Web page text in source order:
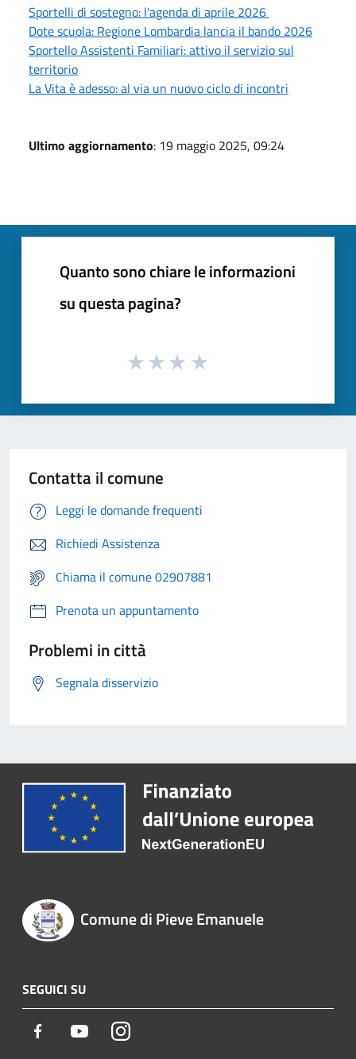
Sportelli di sostegno: l'agenda di aprile 2026
Dote scuola: Regione Lombardia lancia il bando 2026
Sportello Assistenti Familiari: attivo il servizio sul
territorio
La Vita è adesso: al via un nuovo ciclo di incontri
Ultimo aggiornamento: 19 maggio 2025, 09:24
Quanto sono chiare le informazioni
su questa pagina?
Contatta il comune
Leggi le domande frequenti
Richiedi Assistenza
Chiama il comune 02907881
Prenota un appuntamento
Problemi in città
Segnala disservizio
Comune di Pieve Emanuele
SEGUICI SU
Facebook YoutubeInstagram